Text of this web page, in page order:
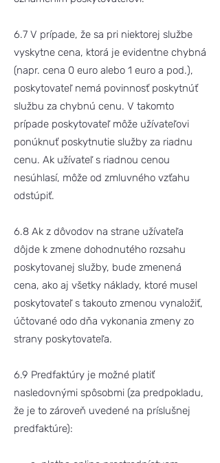
6.7 V prípade, že sa pri niektorej službe
vyskytne cena, ktorá je evidentne chybná
(napr. cena 0 euro alebo 1 euro a pod.),
poskytovateľ nemá povinnosť poskytnúť
službu za chybnú cenu. V takomto
prípade poskytovateľ môže užívateľovi
ponúknuť poskytnutie služby za riadnu
cenu. Ak užívateľ s riadnou cenou
nesúhlasí, môže od zmluvného vzťahu
odstúpiť.
6.8 Ak z dôvodov na strane užívateľa
dôjde k zmene dohodnutého rozsahu
poskytovanej služby, bude zmenená
cena, ako aj všetky náklady, ktoré musel
poskytovateľ s takouto zmenou vynaložiť,
účtované odo dňa vykonania zmeny zo
strany poskytovateľa.
6.9 Predfaktúry je možné platiť
nasledovnými spôsobmi (za predpokladu,
že je to zároveň uvedené na príslušnej
predfaktúre):